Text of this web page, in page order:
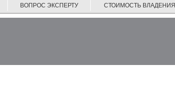
ВОПРОС ЭКСПЕРТУ СТОИМОСТЬ ВЛАДЕНИЯ